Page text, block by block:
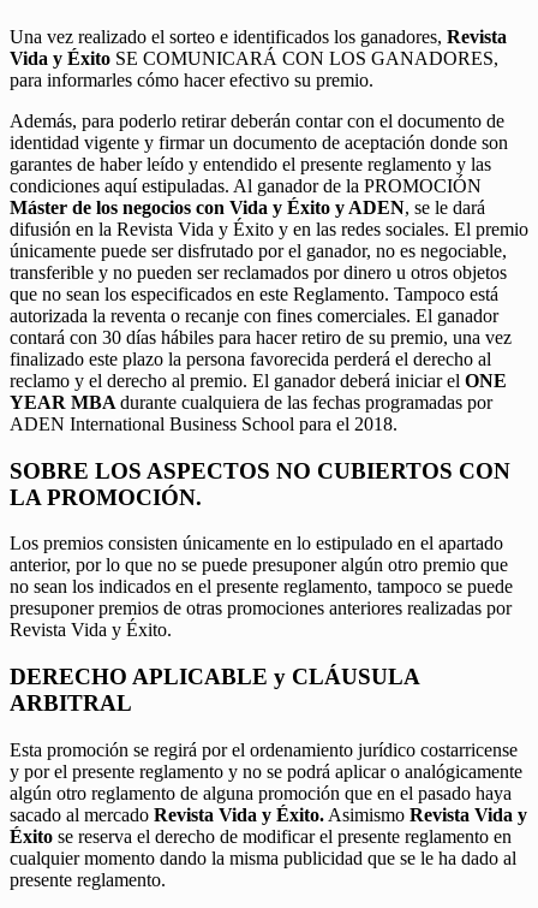
Una vez realizado el sorteo e identificados los ganadores, Revista
Vida y Éxito SE COMUNICARÁ CON LOS GANADORES,
para informarles cómo hacer efectivo su premio.
Además, para poderlo retirar deberán contar con el documento de
identidad vigente y firmar un documento de aceptación donde son
garantes de haber leído y entendido el presente reglamento y las
condiciones aquí estipuladas. Al ganador de la PROMOCIÓN
Máster de los negocios con Vida y Éxito y ADEN, se le dará
difusión en la Revista Vida y Éxito y en las redes sociales. El premio
únicamente puede ser disfrutado por el ganador, no es negociable,
transferible y no pueden ser reclamados por dinero u otros objetos
que no sean los especificados en este Reglamento. Tampoco está
autorizada la reventa o recanje con fines comerciales. El ganador
contará con 30 días hábiles para hacer retiro de su premio, una vez
finalizado este plazo la persona favorecida perderá el derecho al
reclamo y el derecho al premio. El ganador deberá iniciar el ONE
YEAR MBA durante cualquiera de las fechas programadas por
ADEN International Business School para el 2018.
SOBRE LOS ASPECTOS NO CUBIERTOS CON
LA PROMOCIÓN.
Los premios consisten únicamente en lo estipulado en el apartado
anterior, por lo que no se puede presuponer algún otro premio que
no sean los indicados en el presente reglamento, tampoco se puede
presuponer premios de otras promociones anteriores realizadas por
Revista Vida y Éxito.
DERECHO APLICABLE y CLÁUSULA
ARBITRAL
Esta promoción se regirá por el ordenamiento jurídico costarricense
y por el presente reglamento y no se podrá aplicar o analógicamente
algún otro reglamento de alguna promoción que en el pasado haya
sacado al mercado Revista Vida y Éxito. Asimismo Revista Vida y
Éxito se reserva el derecho de modificar el presente reglamento en
cualquier momento dando la misma publicidad que se le ha dado al
presente reglamento.